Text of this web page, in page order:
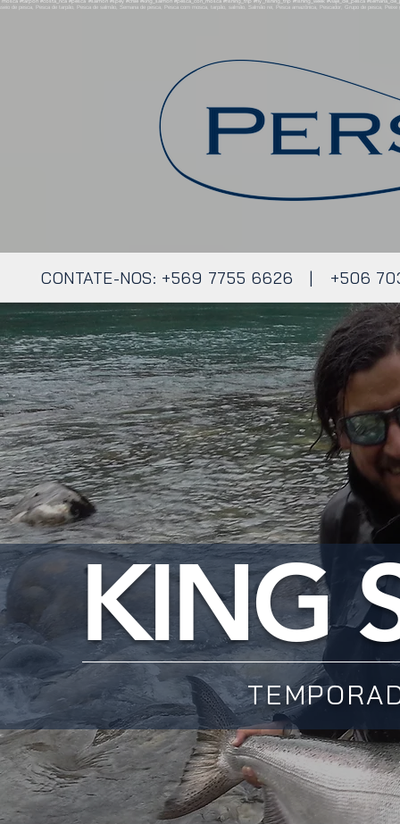
KING
de pesca, Pesca de tarpão, Pesca de salmão, Semana de pesca, Pesca com mosca, tarpão, salmão, Salmão rei, Pesca amazônica, Pescador, Grupo de pesca,
CONTATE-NOS: +569 7755 6626 | +506